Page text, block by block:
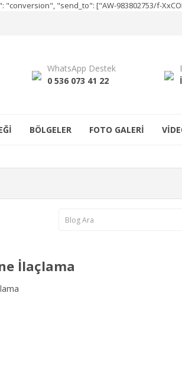
"send_to": ["AW-983802753/f-
WhatsApp Destek
0 536 073 41 22
BÖLGELER FOTO GALERİ
İlaçlama